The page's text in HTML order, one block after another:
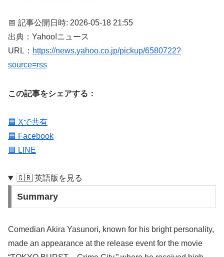
📅 記事公開日時: 2026-05-18 21:55
出典：Yahoo!ニュース
URL： https://news.yahoo.co.jp/pickup/6580722?
source=rss
この記事をシェアする：
🟦 Xで共有
🟦 Facebook
🟩 LINE
🇬🇧 英語版を見る
Summary
Comedian Akira Yasunori, known for his bright personality,
made an appearance at the release event for the movie